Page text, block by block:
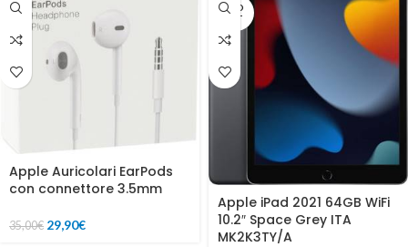
Apple Auricolari EarPods
con connettore 3.5mm
35,00€ 29,90€
SOLD
OUT
Apple iPad 2021 64GB WiFi
10.2″ Space Grey ITA
MK2K3TY/A